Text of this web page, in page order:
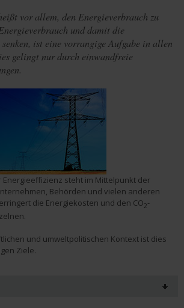
vor allem, den Energieverbrauch zu
und damit die
senken, ist eine vorrangige Aufgabe in allen
gelingt nur durch einwandfreie
Energieeffizienz steht im Mittelpunkt der
Behörden und vielen anderen
die Energiekosten und den CO2-
und umweltpolitischen Kontext ist dies
Ziele.